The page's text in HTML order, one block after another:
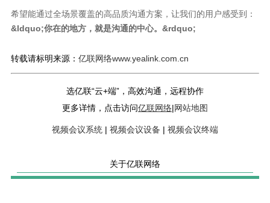
希望能通过全场景覆盖的高品质沟通方案，让我们的用户感受到：
&ldquo;你在的地方，就是沟通的中心。&rdquo;
转载请标明来源： 亿联网络www.yealink.com.cn
选亿联“云+端”，高效沟通，远程协作
更多详情，点击访问亿联网络|网站地图
视频会议系统 | 视频会议设备 | 视频会议终端
关于亿联网络